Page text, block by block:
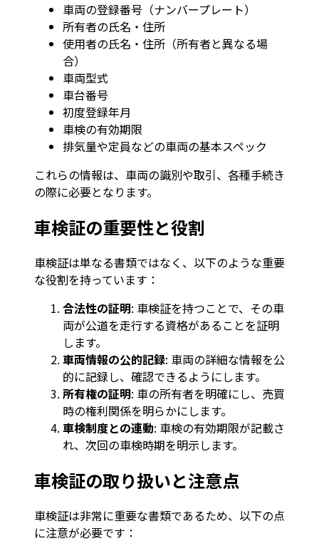
車両の登録番号（ナンバープレート）
所有者の氏名・住所
使用者の氏名・住所（所有者と異なる場
合）
車両型式
車台番号
初度登録年月
車検の有効期限
排気量や定員などの車両の基本スペック
これらの情報は、車両の識別や取引、各種手続き
の際に必要となります。
車検証の重要性と役割
車検証は単なる書類ではなく、以下のような重要
な役割を持っています：
合法性の証明: 車検証を持つことで、その車
両が公道を走行する資格があることを証明
します。
車両情報の公的記録: 車両の詳細な情報を公
的に記録し、確認できるようにします。
所有権の証明: 車の所有者を明確にし、売買
時の権利関係を明らかにします。
車検制度との連動: 車検の有効期限が記載さ
れ、次回の車検時期を明示します。
車検証の取り扱いと注意点
車検証は非常に重要な書類であるため、以下の点
に注意が必要です：